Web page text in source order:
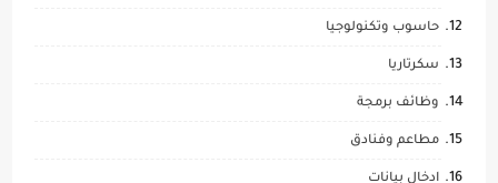
حاسوب وتكنولوجيا
سكرتاريا
وظائف برمجة
مطاعم وفنادق
ادخال بيانات